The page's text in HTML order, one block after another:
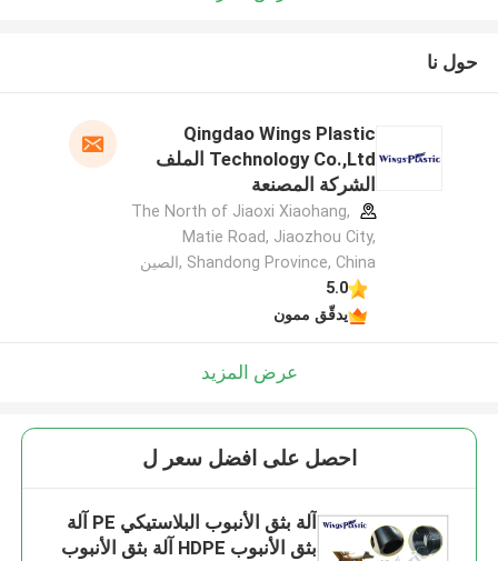
حول نا
Qingdao Wings Plastic
Technology Co.,Ltd الملف
الشركة المصنعة
The North of Jiaoxi Xiaohang,
Matie Road, Jiaozhou City,
Shandong Province, China ,الصين
5.0
يدقّق ممون
عرض المزيد
احصل على افضل سعر ل
آلة بثق الأنبوب البلاستيكي PE آلة
بثق الأنبوب HDPE آلة بثق الأنبوب